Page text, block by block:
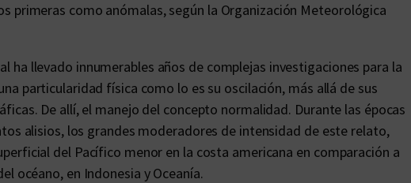
primeras como anómalas, según la Organización Meteorológica
ha llevado innumerables años de complejas investigaciones para la
particularidad física como lo es su oscilación, más allá de sus
De allí, el manejo del concepto normalidad. Durante las épocas
alisios, los grandes moderadores de intensidad de este relato,
del Pacífico menor en la costa americana en comparación a
océano, en Indonesia y Oceanía.